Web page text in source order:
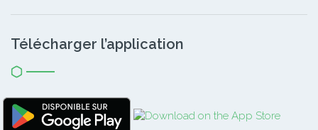
Télécharger l’application